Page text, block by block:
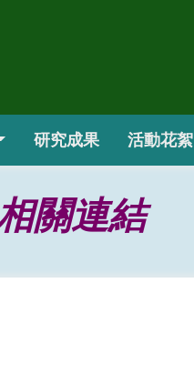
研究成果 活動花絮
關連結